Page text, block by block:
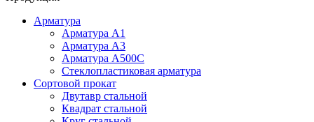
Арматура
Арматура А1
Арматура А3
Арматура А500С
Стеклопластиковая арматура
Сортовой прокат
Двутавр стальной
Квадрат стальной